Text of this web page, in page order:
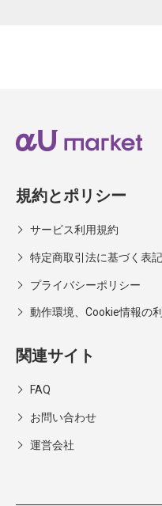
規約とポリシー
サービス利用規約
特定商取引法に基づく表記
プライバシーポリシー
動作環境、Cookie情報の
関連サイト
FAQ
お問い合わせ
運営会社